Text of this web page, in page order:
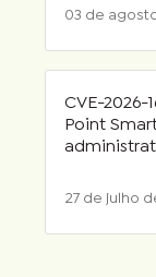
03 de
CVE-2026-
Point
27 de julho